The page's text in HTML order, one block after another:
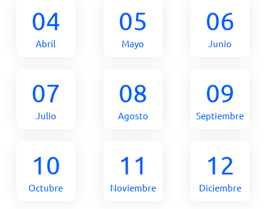
04
Abril
05
Mayo
06
Junio
07
Julio
08
Agosto
09
Septiembre
10
Octubre
11
Noviembre
12
Diciembre